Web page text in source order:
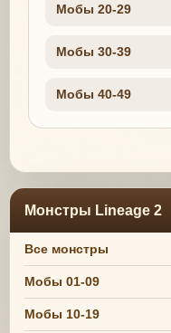
Мобы 20-29
Мобы 30-39
Мобы 40-49
Монстры Lineage 2
Все монстры
Мобы 01-09
Мобы 10-19